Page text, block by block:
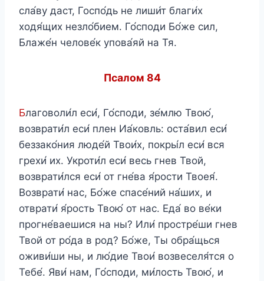
сла́ву даст, Госпо́дь не лиши́т благи́х
ходя́щих незло́бием. Го́споди Бо́же сил,
Блаже́н челове́к упова́яй на Тя.
Псалом 84
Благоволи́л еси́, Го́споди, зе́млю Твою́,
возврати́л еси́ плен Иа́ковль: оста́вил еси́
беззако́ния люде́й Твои́х, покры́л еси́ вся
грехи́ их. Укроти́л еси́ весь гнев Твой,
возврати́лся еси́ от гне́ва я́рости Твоея́.
Возврати́ нас, Бо́же спасе́ний на́ших, и
отврати́ я́рость Твою́ от нас. Еда́ во ве́ки
прогне́ваешися на ны? Или́ простре́ши гнев
Твой от ро́да в род? Бо́же, Ты обра́щься
оживи́ши ны, и лю́дие Твои́ возвеселя́тся о
Тебе́. Яви́ нам, Го́споди, ми́лость Твою́, и